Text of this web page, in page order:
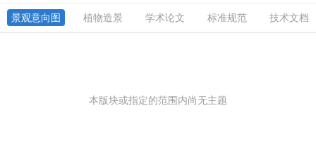
景观意向图 植物造景 学术论文 标准规范 技术文档
本版块或指定的范围内尚无主题